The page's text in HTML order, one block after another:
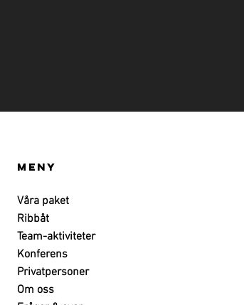
Meny
Våra paket
Ribbåt
Team-aktiviteter
Konferens
Privatpersoner
Om oss